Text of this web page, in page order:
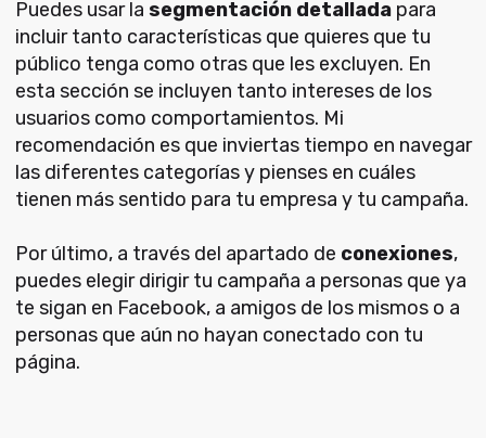
Puedes usar la segmentación detalladapara
incluir tanto características que quieres que tu
público tenga como otras que les excluyen. En
esta sección se incluyen tanto intereses de los
usuarios como comportamientos. Mi
recomendación es que inviertas tiempo en navegar
las diferentes categorías y pienses en cuáles
tienen más sentido para tu empresa y tu campaña.
Por último, a través del apartado de conexiones,
puedes elegir dirigir tu campaña a personas que ya
te sigan en Facebook, a amigos de los mismos o a
personas que aún no hayan conectado con tu
página.